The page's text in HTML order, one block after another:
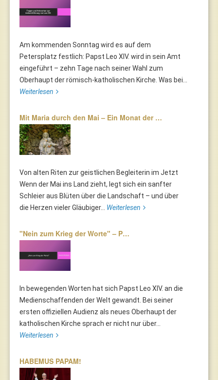
Am kommenden Sonntag wird es auf dem
Petersplatz festlich: Papst Leo XIV. wird in sein Amt
eingeführt – zehn Tage nach seiner Wahl zum
Oberhaupt der römisch-katholischen Kirche. Was bei...
Weiterlesen
Mit Maria durch den Mai – Ein Monat der …
Von alten Riten zur geistlichen Begleiterin im Jetzt
Wenn der Mai ins Land zieht, legt sich ein sanfter
Schleier aus Blüten über die Landschaft – und über
die Herzen vieler Gläubiger... Weiterlesen
"Nein zum Krieg der Worte" – P…
In bewegenden Worten hat sich Papst Leo XIV. an die
Medienschaffenden der Welt gewandt. Bei seiner
ersten offiziellen Audienz als neues Oberhaupt der
katholischen Kirche sprach er nicht nur über...
Weiterlesen
HABEMUS PAPAM!